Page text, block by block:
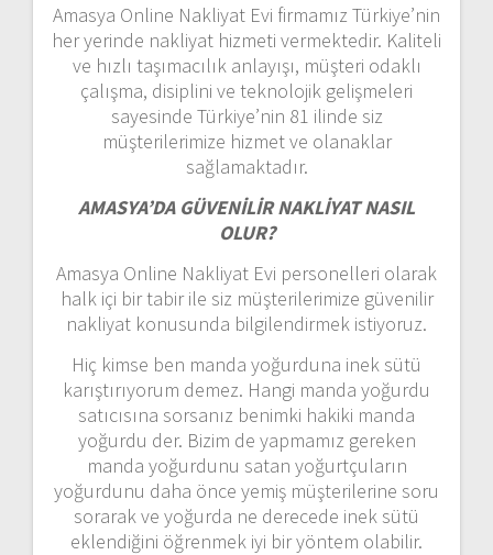
Amasya Online Nakliyat Evi firmamız Türkiye’nin
her yerinde nakliyat hizmeti vermektedir. Kaliteli
ve hızlı taşımacılık anlayışı, müşteri odaklı
çalışma, disiplini ve teknolojik gelişmeleri
sayesinde Türkiye’nin 81 ilinde siz
müşterilerimize hizmet ve olanaklar
sağlamaktadır.
AMASYA’DA GÜVENİLİR NAKLİYAT NASIL
OLUR?
Amasya Online Nakliyat Evi personelleri olarak
halk içi bir tabir ile siz müşterilerimize güvenilir
nakliyat konusunda bilgilendirmek istiyoruz.
Hiç kimse ben manda yoğurduna inek sütü
karıştırıyorum demez. Hangi manda yoğurdu
satıcısına sorsanız benimki hakiki manda
yoğurdu der. Bizim de yapmamız gereken
manda yoğurdunu satan yoğurtçuların
yoğurdunu daha önce yemiş müşterilerine soru
sorarak ve yoğurda ne derecede inek sütü
eklendiğini öğrenmek iyi bir yöntem olabilir.